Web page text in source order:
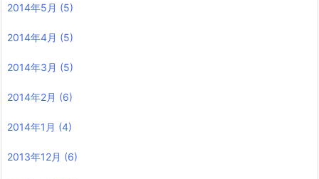
2014年5月 (5)
2014年4月 (5)
2014年3月 (5)
2014年2月 (6)
2014年1月 (4)
2013年12月 (6)